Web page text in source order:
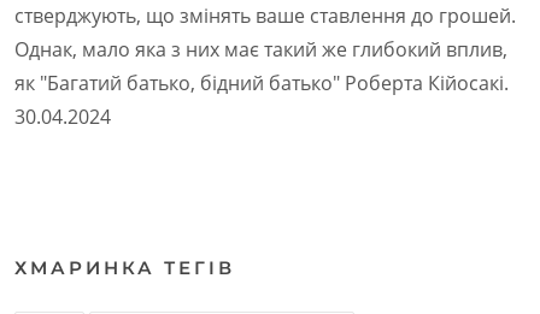
стверджують, що змінять ваше ставлення до грошей.
Однак, мало яка з них має такий же глибокий вплив,
як "Багатий батько, бідний батько" Роберта Кійосакі.
30.04.2024
ХМАРИНКА ТЕГIВ